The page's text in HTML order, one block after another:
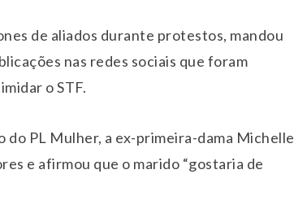
de aliados durante protestos, mandou
nas redes sociais que foram
o STF.
do PL Mulher, a ex-primeira-dama Michelle
e afirmou que o marido “gostaria de